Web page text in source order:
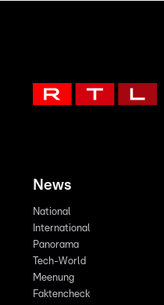
News
National
International
Panorama
Tech-World
Meenung
Faktencheck